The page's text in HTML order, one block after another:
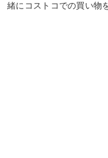
緒にコストコでの買い物